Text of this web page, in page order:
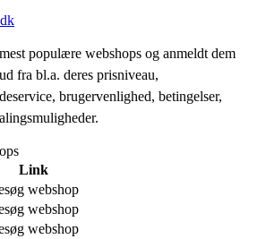
populære webshops og anmeldt dem
fra bl.a. deres prisniveau,
brugervenlighed, betingelser,
Link
webshop
webshop
webshop